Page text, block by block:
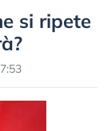
si ripete